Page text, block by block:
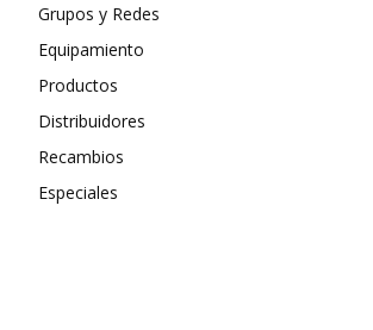
Grupos y Redes
Equipamiento
Productos
Distribuidores
Recambios
Especiales